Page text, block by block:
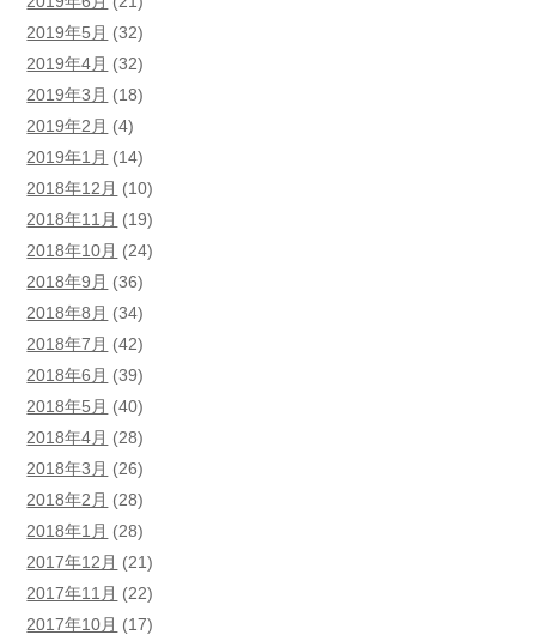
2019年5月 (32)
2019年4月 (32)
2019年3月 (18)
2019年2月 (4)
2019年1月 (14)
2018年12月 (10)
2018年11月 (19)
2018年10月 (24)
2018年9月 (36)
2018年8月 (34)
2018年7月 (42)
2018年6月 (39)
2018年5月 (40)
2018年4月 (28)
2018年3月 (26)
2018年2月 (28)
2018年1月 (28)
2017年12月 (21)
2017年11月 (22)
2017年10月 (17)